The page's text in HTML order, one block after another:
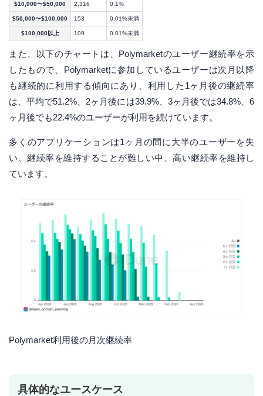
$10,000〜$50,000 2,316 0.1%
$50,000〜$100,000 153 0.01%未満
$100,000以上 109 0.01%未満
また、以下のチャートは、Polymarketのユーザー継続率を示
したもので、Polymarketに参加しているユーザーは次月以降
も継続的に利用する傾向にあり、利用した1ヶ月後の継続率
は、平均で51.2%、2ヶ月後には39.9%、3ヶ月後では34.8%、6
ヶ月後でも22.4%のユーザーが利用を続けています。
多くのアプリケーションは1ヶ月の間に大半のユーザーを失
い、継続率を維持することが難しい中、高い継続率を維持し
ています。
Polymarket利用後の月次継続率
具体的なユースケース